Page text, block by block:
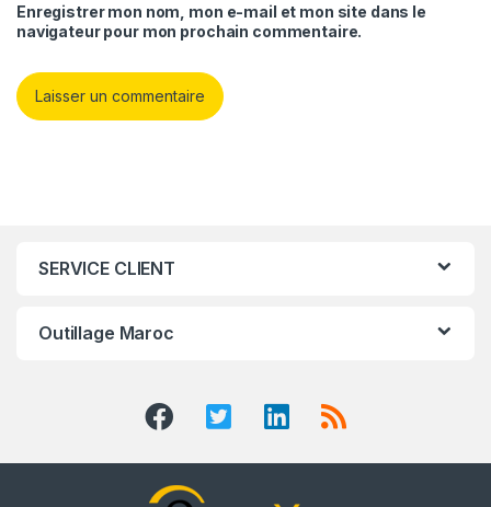
Enregistrer mon nom, mon e-mail et mon site dans le
navigateur pour mon prochain commentaire.
SERVICE CLIENT
Outillage Maroc